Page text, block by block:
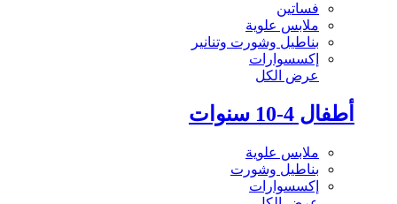
فساتين
ملابس علوية
بناطيل وشورت وتنانير
إكسسوارات
عرض الكل
أطفال 4-10 سنوات
ملابس علوية
بناطيل وشورت
إكسسوارات